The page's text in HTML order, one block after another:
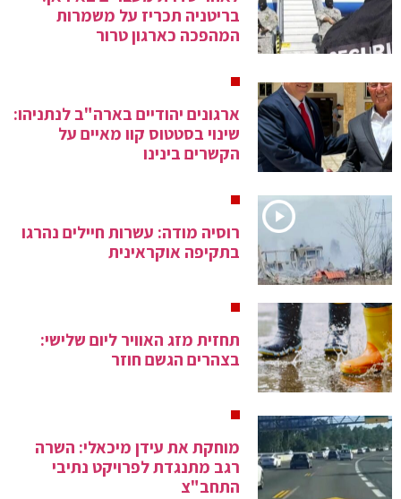
בריטניה תכריז על משמרות
המהפכה כארגון טרור
ארגונים יהודיים בארה"ב לנתניהו:
שינוי בסטטוס קוו מאיים על
הקשרים בינינו
רוסיה מודה: עשרות חיילים נהרגו
בתקיפה אוקראינית
תחזית מזג האוויר ליום שלישי:
בצהרים הגשם חוזר
מוחקת את עידן מיכאלי: השרה
רגב מתנגדת לפרויקט נתיבי
התחב"צ